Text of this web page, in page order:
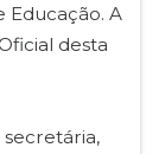
Educação. A
desta